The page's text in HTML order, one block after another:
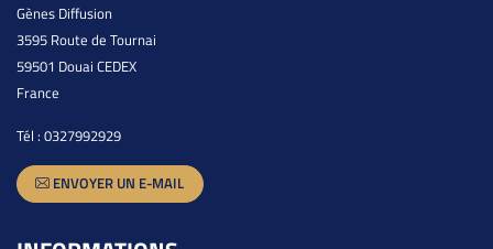
Gènes Diffusion
3595 Route de Tournai
59501 Douai CEDEX
France
Tél : 0327992929
ENVOYER UN E-MAIL